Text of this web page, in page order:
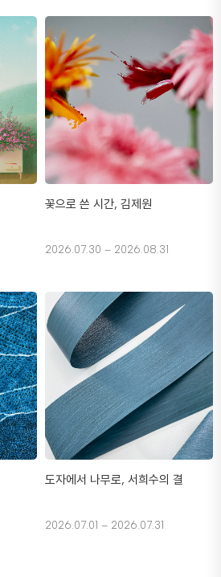
꽃으로 쓴 시간, 김제원
2026.07.30 – 2026.08.31
도자에서 나무로, 서희수의 결
2026.07.01 – 2026.07.31